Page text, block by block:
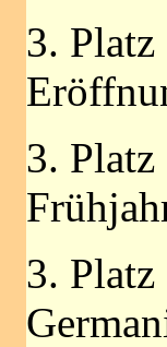
3.
3.
3.